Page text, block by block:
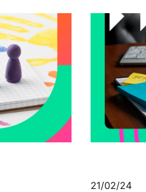
21/02/24